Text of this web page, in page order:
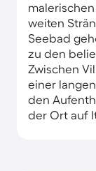
weiten
Seebad
zu den
Zwischen
einer
den
der Ort auf